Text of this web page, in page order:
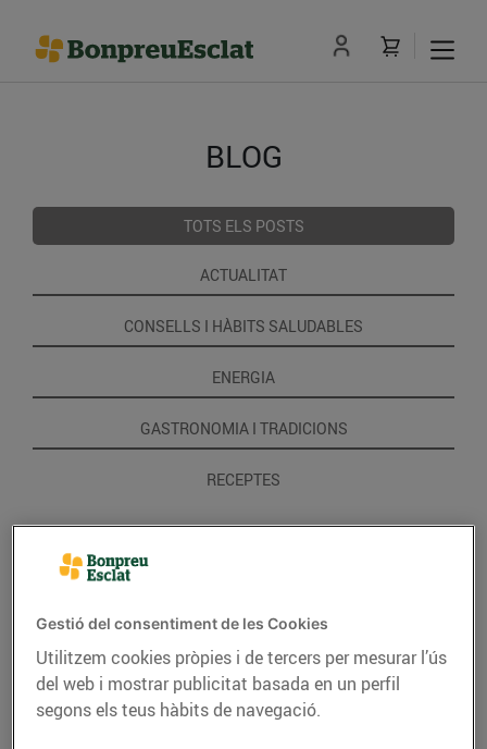
BLOG
TOTS ELS POSTS
ACTUALITAT
CONSELLS I HÀBITS SALUDABLES
ENERGIA
GASTRONOMIA I TRADICIONS
RECEPTES
Gestió del consentiment de les Cookies
Utilitzem cookies pròpies i de tercers per mesurar l’ús
del web i mostrar publicitat basada en un perfil
segons els teus hàbits de navegació.